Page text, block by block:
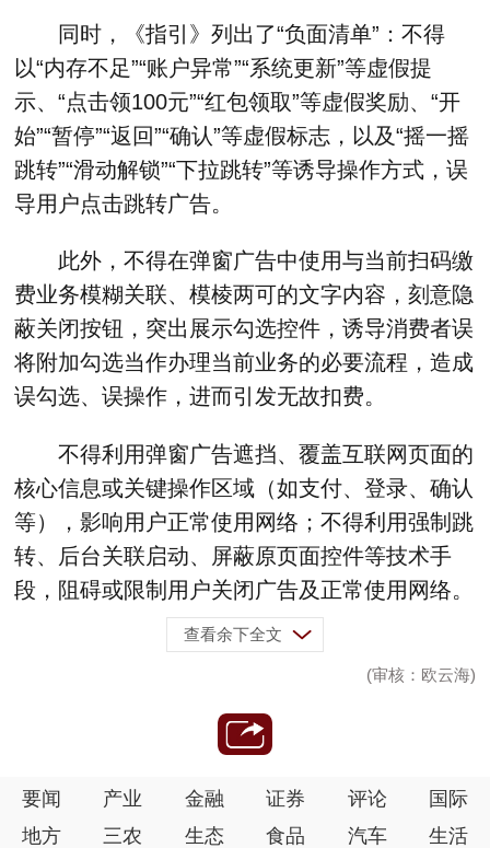
同时，《指引》列出了“负面清单”：不得
以“内存不足”“账户异常”“系统更新”等虚假提
示、“点击领100元”“红包领取”等虚假奖励、“开
始”“暂停”“返回”“确认”等虚假标志，以及“摇一摇
跳转”“滑动解锁”“下拉跳转”等诱导操作方式，误
导用户点击跳转广告。
此外，不得在弹窗广告中使用与当前扫码缴
费业务模糊关联、模棱两可的文字内容，刻意隐
蔽关闭按钮，突出展示勾选控件，诱导消费者误
将附加勾选当作办理当前业务的必要流程，造成
误勾选、误操作，进而引发无故扣费。
不得利用弹窗广告遮挡、覆盖互联网页面的
核心信息或关键操作区域（如支付、登录、确认
等），影响用户正常使用网络；不得利用强制跳
转、后台关联启动、屏蔽原页面控件等技术手
段，阻碍或限制用户关闭广告及正常使用网络。
查看余下全文
(审核：欧云海)
要闻 产业 金融 证券 评论
国际
地方
三农 生态 食品 汽车 生活